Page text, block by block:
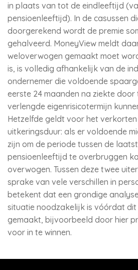
in plaats van tot de eindleeftijd
pensioenleeftijd). In de casussen
doorgerekend wordt de premie
gehalveerd. MoneyView meldt
weloverwogen gemaakt moet
is, is volledig afhankelijk van de
ondernemer die voldoende
eerste 24 maanden na ziekte door
verlengde eigenrisicotermijn
Hetzelfde geldt voor het
uitkeringsduur: als er voldoende
zijn om de periode tussen de
pensioenleeftijd te overbruggen
overwogen. Tussen deze twee
sprake van vele verschillen in
betekent dat een grondige
situatie noodzakelijk is vóórdat
gemaakt, bijvoorbeeld door hier
voor in te winnen.